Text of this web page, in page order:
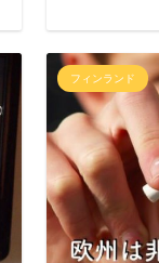
フィンランド